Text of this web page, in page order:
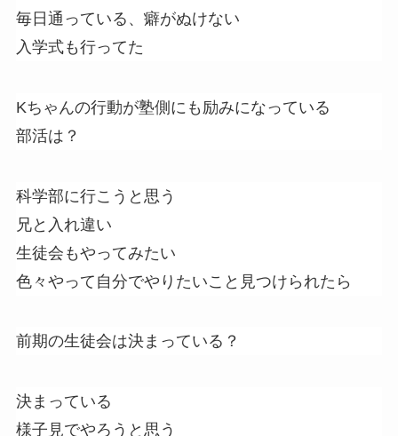
毎日通っている、癖がぬけない
入学式も行ってた
Kちゃんの行動が塾側にも励みになっている
部活は？
科学部に行こうと思う
兄と入れ違い
生徒会もやってみたい
色々やって自分でやりたいこと見つけられたら
前期の生徒会は決まっている？
決まっている
様子見でやろうと思う